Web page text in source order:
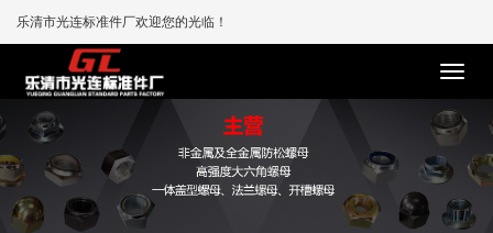
乐清市光连标准件厂欢迎您的光临！